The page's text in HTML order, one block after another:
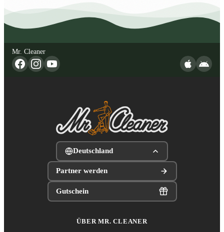
Mr. Cleaner
Deutschland
Partner werden
Gutschein
ÜBER MR. CLEANER